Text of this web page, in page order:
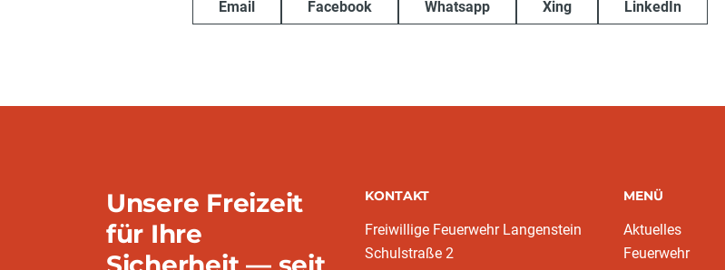
Email Facebook Whatsapp Xing LinkedIn
Unsere Freizeit
für Ihre
KONTAKT
Freiwillige Feuerwehr Langenstein
Schulstraße 2
MENÜ
Aktuelles
Feuerwehr